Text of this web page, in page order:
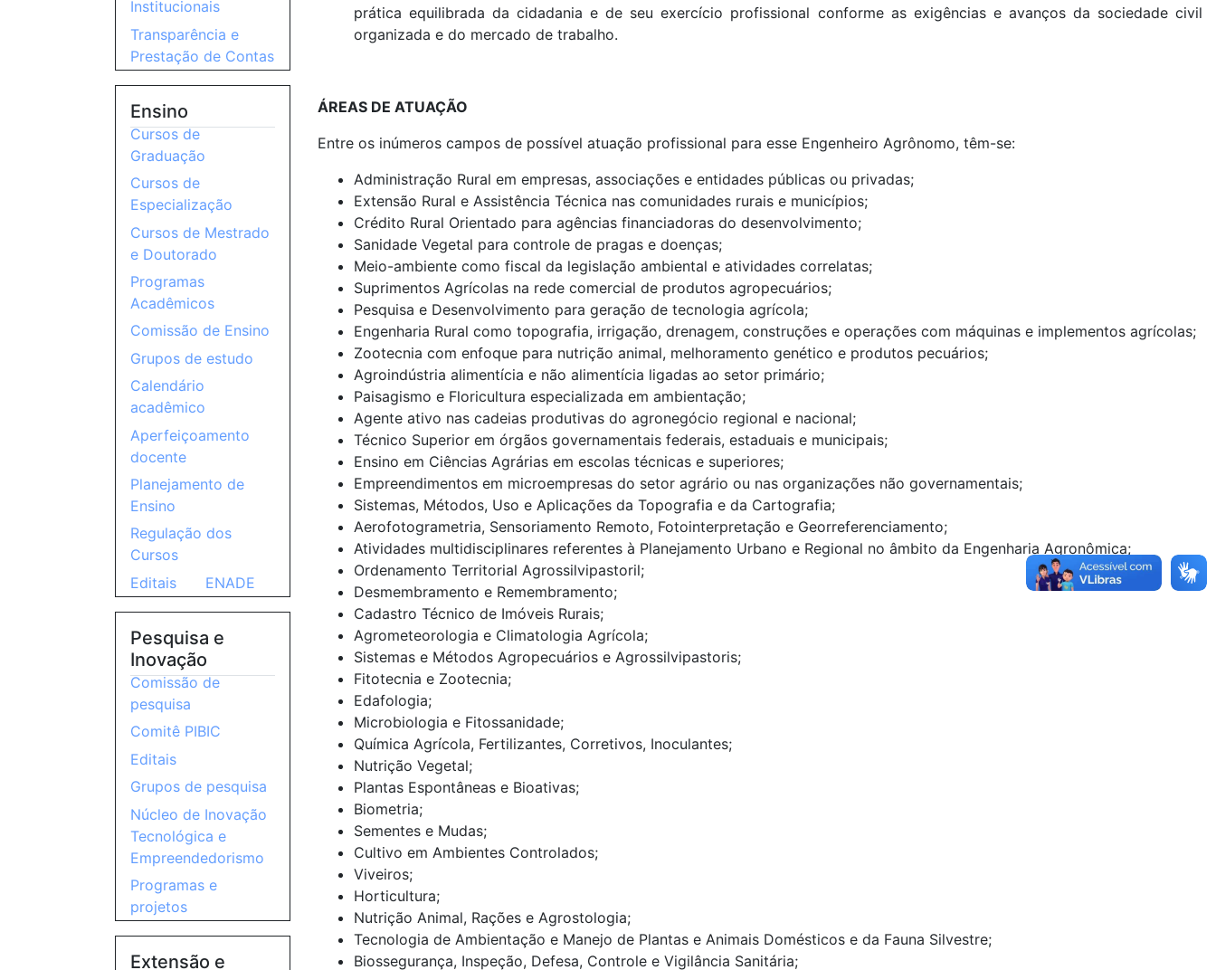
prática equilibrada da cidadania e de seu exercício profissional conforme as exigências e avanços da sociedade civil
organizada e do mercado de trabalho.
ÁREAS DE ATUAÇÃO
Entre os inúmeros campos de possível atuação profissional para esse Engenheiro Agrônomo, têm-se:
Administração Rural em empresas, associações e entidades públicas ou privadas;
Extensão Rural e Assistência Técnica nas comunidades rurais e municípios;
Crédito Rural Orientado para agências financiadoras do desenvolvimento;
Sanidade Vegetal para controle de pragas e doenças;
Meio-ambiente como fiscal da legislação ambiental e atividades correlatas;
Suprimentos Agrícolas na rede comercial de produtos agropecuários;
Pesquisa e Desenvolvimento para geração de tecnologia agrícola;
Engenharia Rural como topografia, irrigação, drenagem, construções e operações com máquinas e implementos agrícolas;
Zootecnia com enfoque para nutrição animal, melhoramento genético e produtos pecuários;
Agroindústria alimentícia e não alimentícia ligadas ao setor primário;
Paisagismo e Floricultura especializada em ambientação;
Agente ativo nas cadeias produtivas do agronegócio regional e nacional;
Técnico Superior em órgãos governamentais federais, estaduais e municipais;
Ensino em Ciências Agrárias em escolas técnicas e superiores;
Empreendimentos em microempresas do setor agrário ou nas organizações não governamentais;
Sistemas, Métodos, Uso e Aplicações da Topografia e da Cartografia;
Aerofotogrametria, Sensoriamento Remoto, Fotointerpretação e Georreferenciamento;
Atividades multidisciplinares referentes à Planejamento Urbano e Regional no âmbito da Engenharia Agronômica;
Ordenamento Territorial Agrossilvipastoril;
Desmembramento e Remembramento;
Cadastro Técnico de Imóveis Rurais;
Agrometeorologia e Climatologia Agrícola;
Sistemas e Métodos Agropecuários e Agrossilvipastoris;
Fitotecnia e Zootecnia;
Edafologia;
Microbiologia e Fitossanidade;
Química Agrícola, Fertilizantes, Corretivos, Inoculantes;
Nutrição Vegetal;
Plantas Espontâneas e Bioativas;
Biometria;
Sementes e Mudas;
Cultivo em Ambientes Controlados;
Viveiros;
Horticultura;
Nutrição Animal, Rações e Agrostologia;
Tecnologia de Ambientação e Manejo de Plantas e Animais Domésticos e da Fauna Silvestre;
Biossegurança, Inspeção, Defesa, Controle e Vigilância Sanitária;
Institucionais
Transparência e
Prestação de Contas
Ensino
Cursos de
Graduação
Cursos de
Especialização
Cursos de Mestrado
e Doutorado
Programas
Acadêmicos
Comissão de Ensino
Grupos de estudo
Calendário
acadêmico
Aperfeiçoamento
docente
Planejamento de
Ensino
Regulação dos
Cursos
Editais
ENADE
Pesquisa e
Inovação
Comissão de
pesquisa
Comitê PIBIC
Editais
Grupos de pesquisa
Núcleo de Inovação
Tecnológica e
Empreendedorismo
Programas e
projetos
Extensão e